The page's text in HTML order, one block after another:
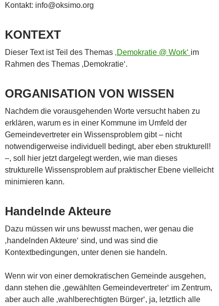
Kontakt: info@oksimo.org
KONTEXT
Dieser Text ist Teil des Themas ‚Demokratie @ Work‘ im
Rahmen des Themas ‚Demokratie‘.
ORGANISATION VON WISSEN
Nachdem die vorausgehenden Worte versucht haben zu
erklären, warum es in einer Kommune im Umfeld der
Gemeindevertreter ein Wissensproblem gibt – nicht
notwendigerweise individuell bedingt, aber eben strukturell!
–, soll hier jetzt dargelegt werden, wie man dieses
strukturelle Wissensproblem auf praktischer Ebene vielleicht
minimieren kann.
Handelnde Akteure
Dazu müssen wir uns bewusst machen, wer genau die
‚handelnden Akteure‘ sind, und was sind die
Kontextbedingungen, unter denen sie handeln.
Wenn wir von einer demokratischen Gemeinde ausgehen,
dann stehen die ‚gewählten Gemeindevertreter‘ im Zentrum,
aber auch alle ‚wahlberechtigten Bürger‘, ja, letztlich alle